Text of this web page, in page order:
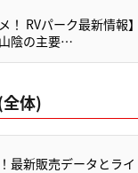
！ RVパーク最新情報】
陰の主要…
体)
最新販売データとライ